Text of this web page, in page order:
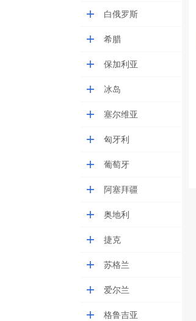
白俄罗斯
希腊
保加利亚
冰岛
塞尔维亚
匈牙利
葡萄牙
阿塞拜疆
奥地利
捷克
苏格兰
爱尔兰
格鲁吉亚